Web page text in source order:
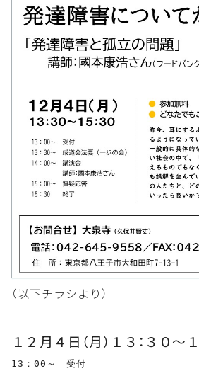
（以下チラシより）
１２月４日（月）１３：３０～
13：00～　受付